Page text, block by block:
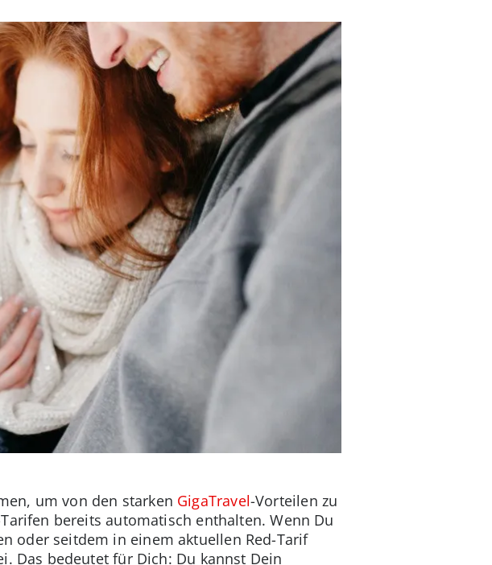
um von den starken GigaTravel-Vorteilen zu
bereits automatisch enthalten. Wenn Du
oder seitdem in einem aktuellen Red-Tarif
Das bedeutet für Dich: Du kannst Dein